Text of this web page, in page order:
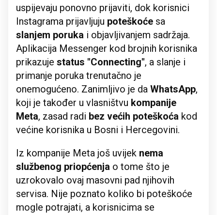
uspijevaju ponovno prijaviti, dok korisnici
Instagrama prijavljuju poteškoće sa
slanjem poruka i objavljivanjem sadržaja.
Aplikacija Messenger kod brojnih korisnika
prikazuje status "Connecting", a slanje i
primanje poruka trenutačno je
onemogućeno. Zanimljivo je da WhatsApp,
koji je također u vlasništvu kompanije
Meta, zasad radi bez većih poteškoća kod
većine korisnika u Bosni i Hercegovini.
Iz kompanije Meta još uvijek nema
službenog priopćenja o tome što je
uzrokovalo ovaj masovni pad njihovih
servisa. Nije poznato koliko bi poteškoće
mogle potrajati, a korisnicima se